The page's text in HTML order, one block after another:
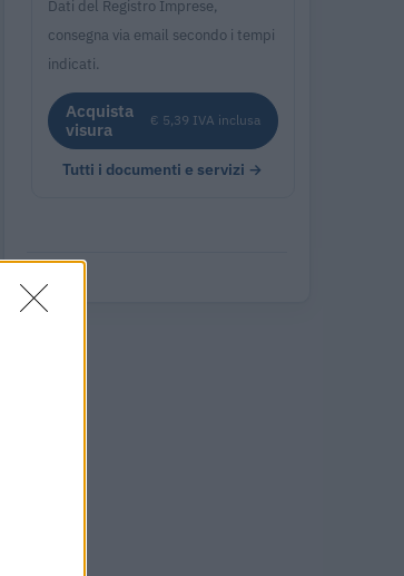
Dati del Registro Imprese,
consegna via email secondo i tempi
indicati.
Acquista
visura
€ 5,39 IVA inclusa
Tutti i documenti e servizi →